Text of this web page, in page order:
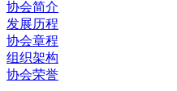
协会简介
发展历程
协会章程
组织架构
协会荣誉